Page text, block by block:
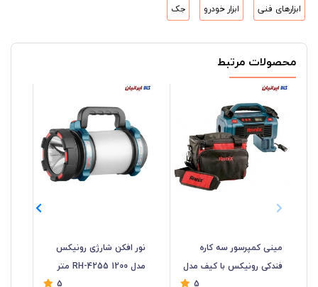
ابزارهای فنی ابزار خودرو جک
محصولات مرتبط
مینی کمپرسور سه کاره
فندکی رونیکس با کیف مدل
5
نور افکن شارژی رونیکس
مدل RH-4255 1200 متر
5